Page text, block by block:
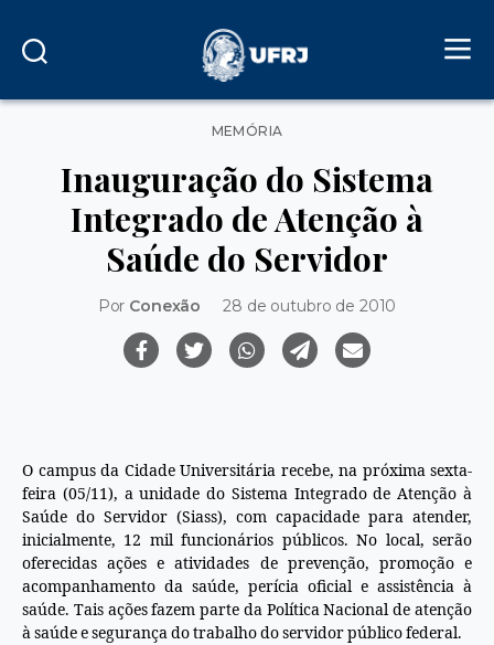
Categorias
MEMÓRIA
Inauguração do Sistema
Integrado de Atenção à
Saúde do Servidor
Por Conexão 28 de outubro de 2010
O campus da Cidade Universitária recebe, na próxima sexta-
feira (05/11), a unidade do Sistema Integrado de Atenção à
Saúde do Servidor (Siass), com capacidade para atender,
inicialmente, 12 mil funcionários públicos. No local, serão
oferecidas ações e atividades de prevenção, promoção e
acompanhamento da saúde, perícia oficial e assistência à
saúde. Tais ações fazem parte da Política Nacional de atenção
à saúde e segurança do trabalho do servidor público federal.